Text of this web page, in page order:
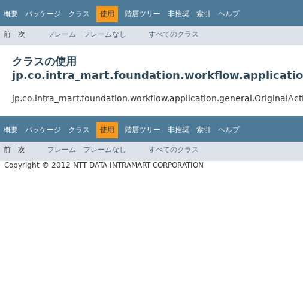
概要 パッケージ クラス 使用 階層ツリー 非推奨 索引 ヘルプ
前 次 フレーム フレームなし すべてのクラス
クラスの使用
概要 パッケージ クラス 使用 階層ツリー 非推奨 索引 ヘルプ
前 次 フレーム フレームなし
すべてのクラス
Copyright © 2012 NTT DATA INTRAMART CORPORATION